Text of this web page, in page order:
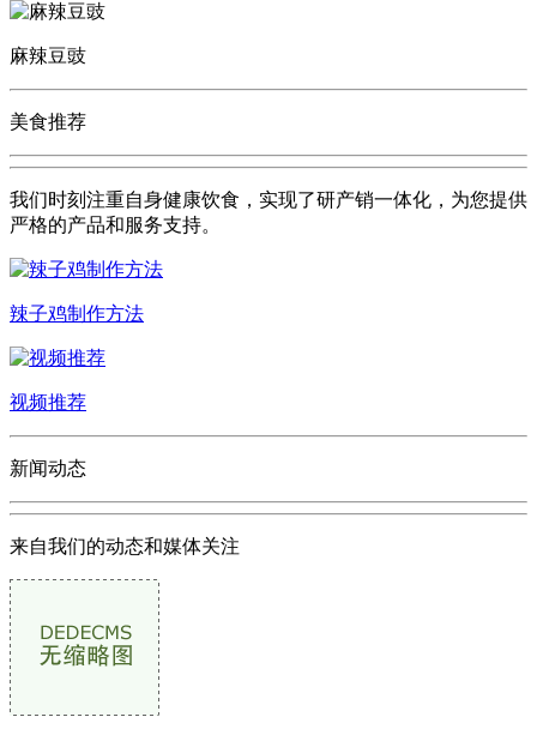
麻辣豆豉
美食推荐
我们时刻注重自身健康饮食，实现了研产销一体化，为您提供
严格的产品和服务支持。
辣子鸡制作方法
视频推荐
新闻动态
来自我们的动态和媒体关注